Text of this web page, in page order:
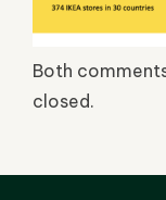
Both
closed.